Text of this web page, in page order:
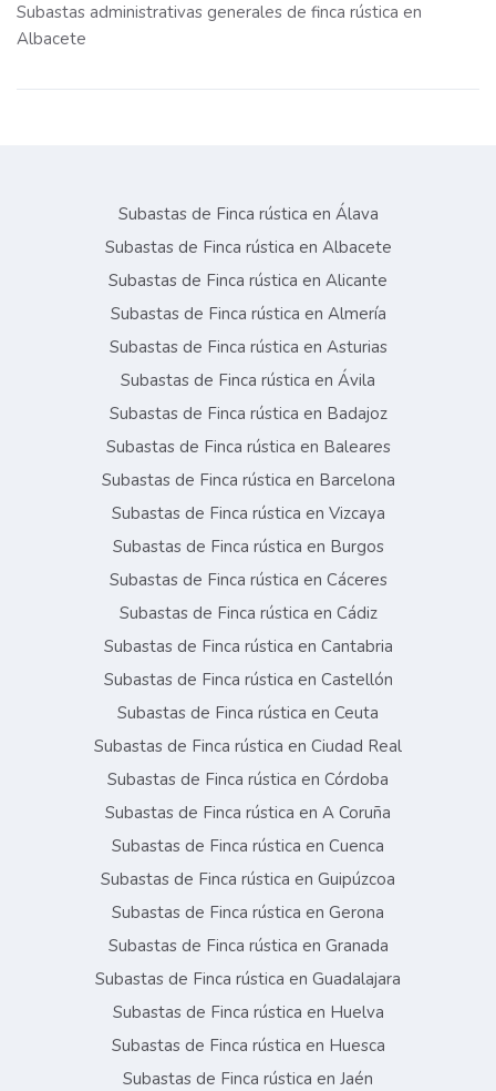
Subastas administrativas generales de finca rústica en
Albacete
Subastas de Finca rústica en Álava
Subastas de Finca rústica en Albacete
Subastas de Finca rústica en Alicante
Subastas de Finca rústica en Almería
Subastas de Finca rústica en Asturias
Subastas de Finca rústica en Ávila
Subastas de Finca rústica en Badajoz
Subastas de Finca rústica en Baleares
Subastas de Finca rústica en Barcelona
Subastas de Finca rústica en Vizcaya
Subastas de Finca rústica en Burgos
Subastas de Finca rústica en Cáceres
Subastas de Finca rústica en Cádiz
Subastas de Finca rústica en Cantabria
Subastas de Finca rústica en Castellón
Subastas de Finca rústica en Ceuta
Subastas de Finca rústica en Ciudad Real
Subastas de Finca rústica en Córdoba
Subastas de Finca rústica en A Coruña
Subastas de Finca rústica en Cuenca
Subastas de Finca rústica en Guipúzcoa
Subastas de Finca rústica en Gerona
Subastas de Finca rústica en Granada
Subastas de Finca rústica en Guadalajara
Subastas de Finca rústica en Huelva
Subastas de Finca rústica en Huesca
Subastas de Finca rústica en Jaén